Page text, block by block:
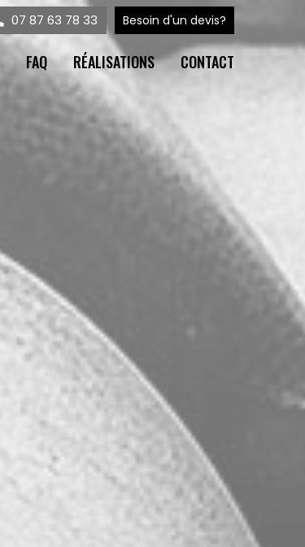
07 87 63 78 33 Besoin d'un devis?
FAQ RÉALISATIONS CONTACT